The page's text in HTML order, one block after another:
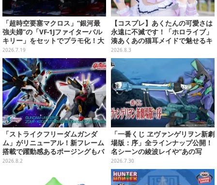
「超時空要塞マクロス」“銀河最
強夫婦”の「VF-1Jファイターバル
キリー」をセットでプラモ化！大
気圏外仕様パイロットスーツフィ
ギュアなど付属
2026.7.19
【コスプレ】あくたんの可愛さは
永遠に不滅です！「ホロライブ」
湊あくあの猫耳メイドで魅せるキ
ュートなポーズと美脚が眩しい
【写真9枚】
2026.8.3
「ストライクフリーダムガンダ
ム」がリニューアル！新フレーム
搭載で躍動感あるポージングもバ
ッチリ
2026.8.2
「一番くじ ヱヴァンゲリヲン新劇
場版：序」全ラインナップ公開！
名シーンの綾波レイや“あの写
真”の葛城ミサトフィギュアほ
か、場面写クリアファイルなど
2026.7.30